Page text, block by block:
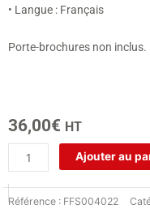
• Langue : Français
Porte-brochures non inclus.
36,00€ HT
quantité
de
Brochure
d’information
Ajouter au
Référence : FFS004022